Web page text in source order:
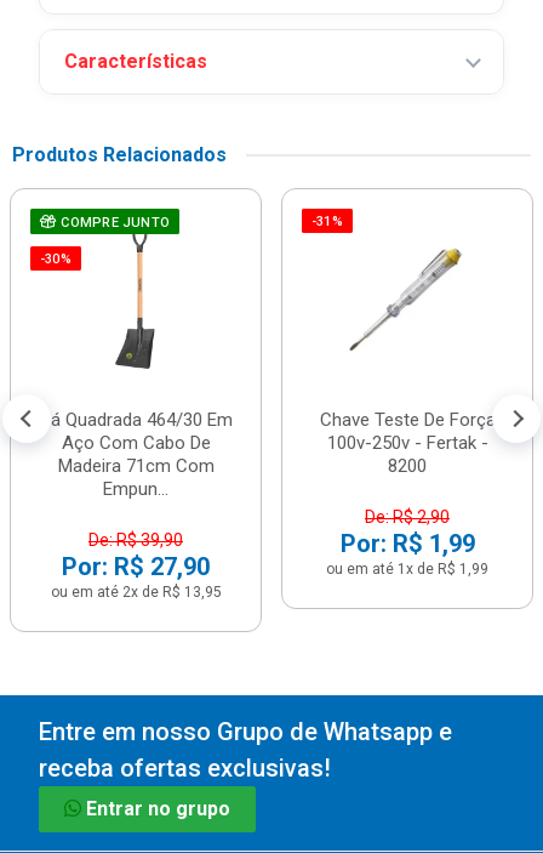
Características
Produtos Relacionados
COMPRE JUNTO
-30%
Pá Quadrada 464/30 Em
Aço Com Cabo De
Madeira 71cm Com
Empun...
De: R$ 39,90
Por: R$ 27,90
ou em até 2x de R$ 13,95
-31%
Chave Teste De Força
100v-250v - Fertak -
8200
De: R$ 2,90
Por: R$ 1,99
ou em até 1x de R$ 1,99
Entre em nosso Grupo de Whatsapp e
receba ofertas exclusivas!
Entrar no grupo